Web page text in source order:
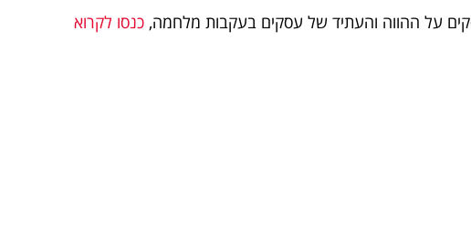
על ההווה והעתיד של עסקים בעקבות מלחמה, כנסו לקרוא